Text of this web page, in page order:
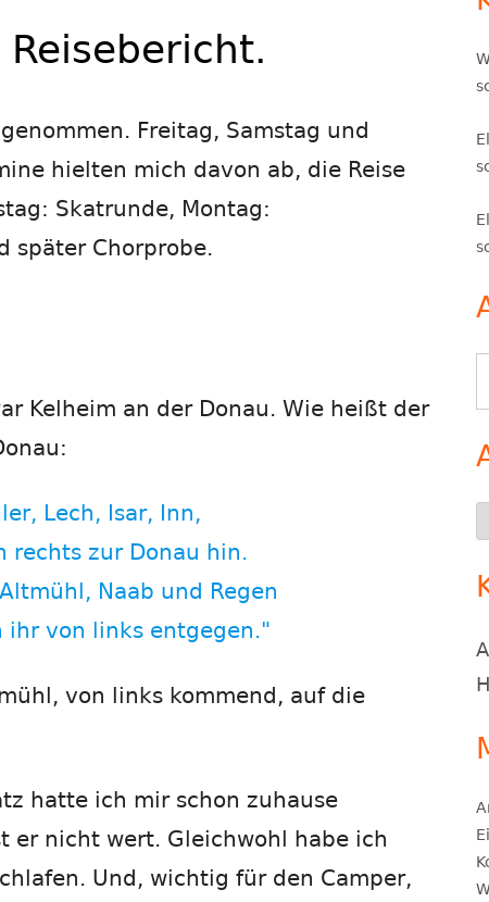
NORD-/NORDWESTAMERIKA – TEIL 7
Freitag, Samstag und
hielten mich davon ab, die Reise
Skatrunde, Montag:
später Chorprobe.
Kelheim an der Donau. Wie heißt der
Lech, Isar, Inn,
rechts zur Donau hin.
Naab und Regen
ihr von links entgegen."
von links kommend, auf die
hatte ich mir schon zuhause
er nicht wert. Gleichwohl habe ich
Und, wichtig für den Camper,
Gib